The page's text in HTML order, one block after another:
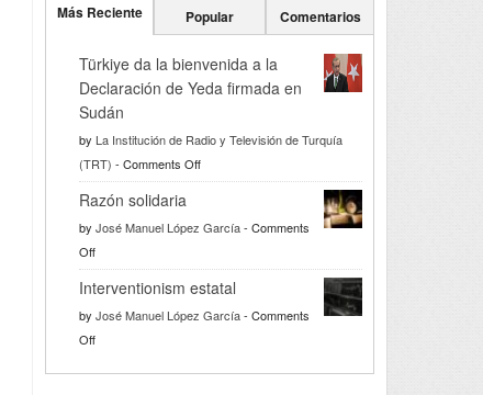
Más Reciente Popular Comentarios
Türkiye da la bienvenida a la
Declaración de Yeda firmada en
Sudán
by La Institución de Radio y Televisión de Turquía
(TRT) - Comments Offon
Türkiye
la
a
Yeda
Razón solidaria
by José Manuel López García- Comments
Offon
Razón
solidaria
Interventionism estatal
by José Manuel López García- Comments
Offon